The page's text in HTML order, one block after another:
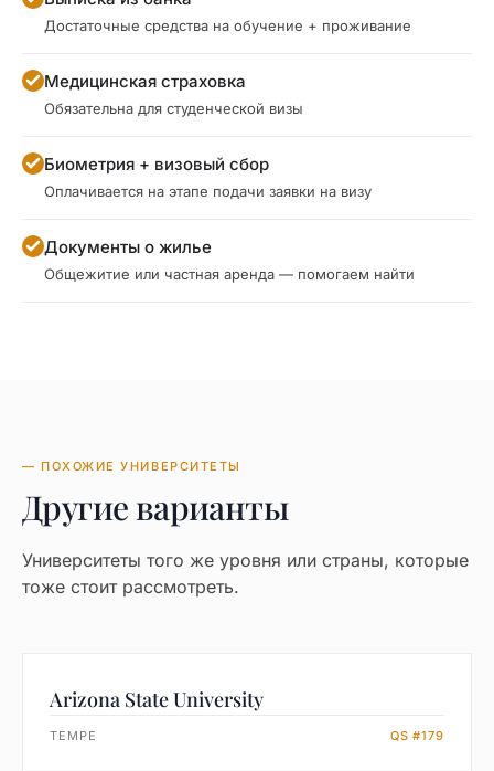
Достаточные средства на обучение + проживание
Медицинская страховка
Обязательна для студенческой визы
Биометрия + визовый сбор
Оплачивается на этапе подачи заявки на визу
Документы о жилье
Общежитие или частная аренда — помогаем найти
— ПОХОЖИЕ УНИВЕРСИТЕТЫ
Другие варианты
Университеты того же уровня или страны, которые
тоже стоит рассмотреть.
Arizona State University
TEMPE QS #179